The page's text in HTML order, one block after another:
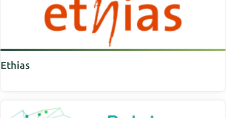
Ethias